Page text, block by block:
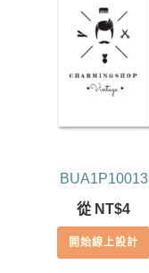
BUA1P10013
從 NT$4
開始線上設計